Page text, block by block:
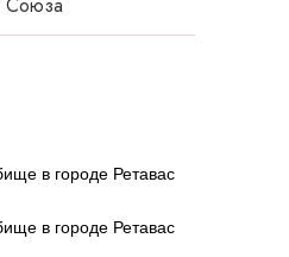
в городе Ретавас
в городе Ретавас